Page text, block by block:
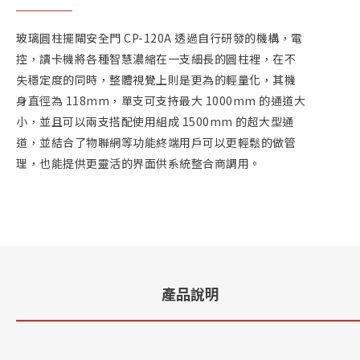
玻璃圓柱擺閘安全門 CP-120A 透過自行研發的機構，電
控，讀卡機將各種智慧濃縮在一支細長的圓柱裡，在不
失穩定度的同時，整體視覺上則是更為的輕量化，其機
身直徑為 118mm，單支可支持最大 1000mm 的通道大
小，並且可以兩支搭配使用組成 1500mm 的超大型通
道，並結合了物聯網等功能終端用戶可以更輕鬆的做管
理，也能提供更靈活的界面供系統整合商調用。
產品說明